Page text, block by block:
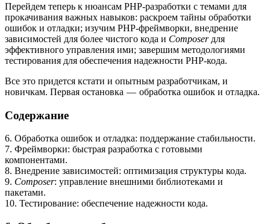
Перейдем теперь к нюансам PHP-разработки с темами для
прокачивания важных навыков: раскроем тайны обработки
ошибок и отладки; изучим PHP-фреймворки, внедрение
зависимостей для более чистого кода и Composerдля
эффективного управления ими; завершим методологиями
тестирования для обеспечения надежности PHP-кода.
Все это придется кстати и опытным разработчикам, и
новичкам. Первая остановка — обработка ошибок и отладка.
Содержание
6. Обработка ошибок и отладка: поддержание стабильности.
7. Фреймворки: быстрая разработка с готовыми
компонентами.
8. Внедрение зависимостей: оптимизация структуры кода.
9. Composer: управление внешними библиотеками и
пакетами.
10. Тестирование: обеспечение надежности кода.